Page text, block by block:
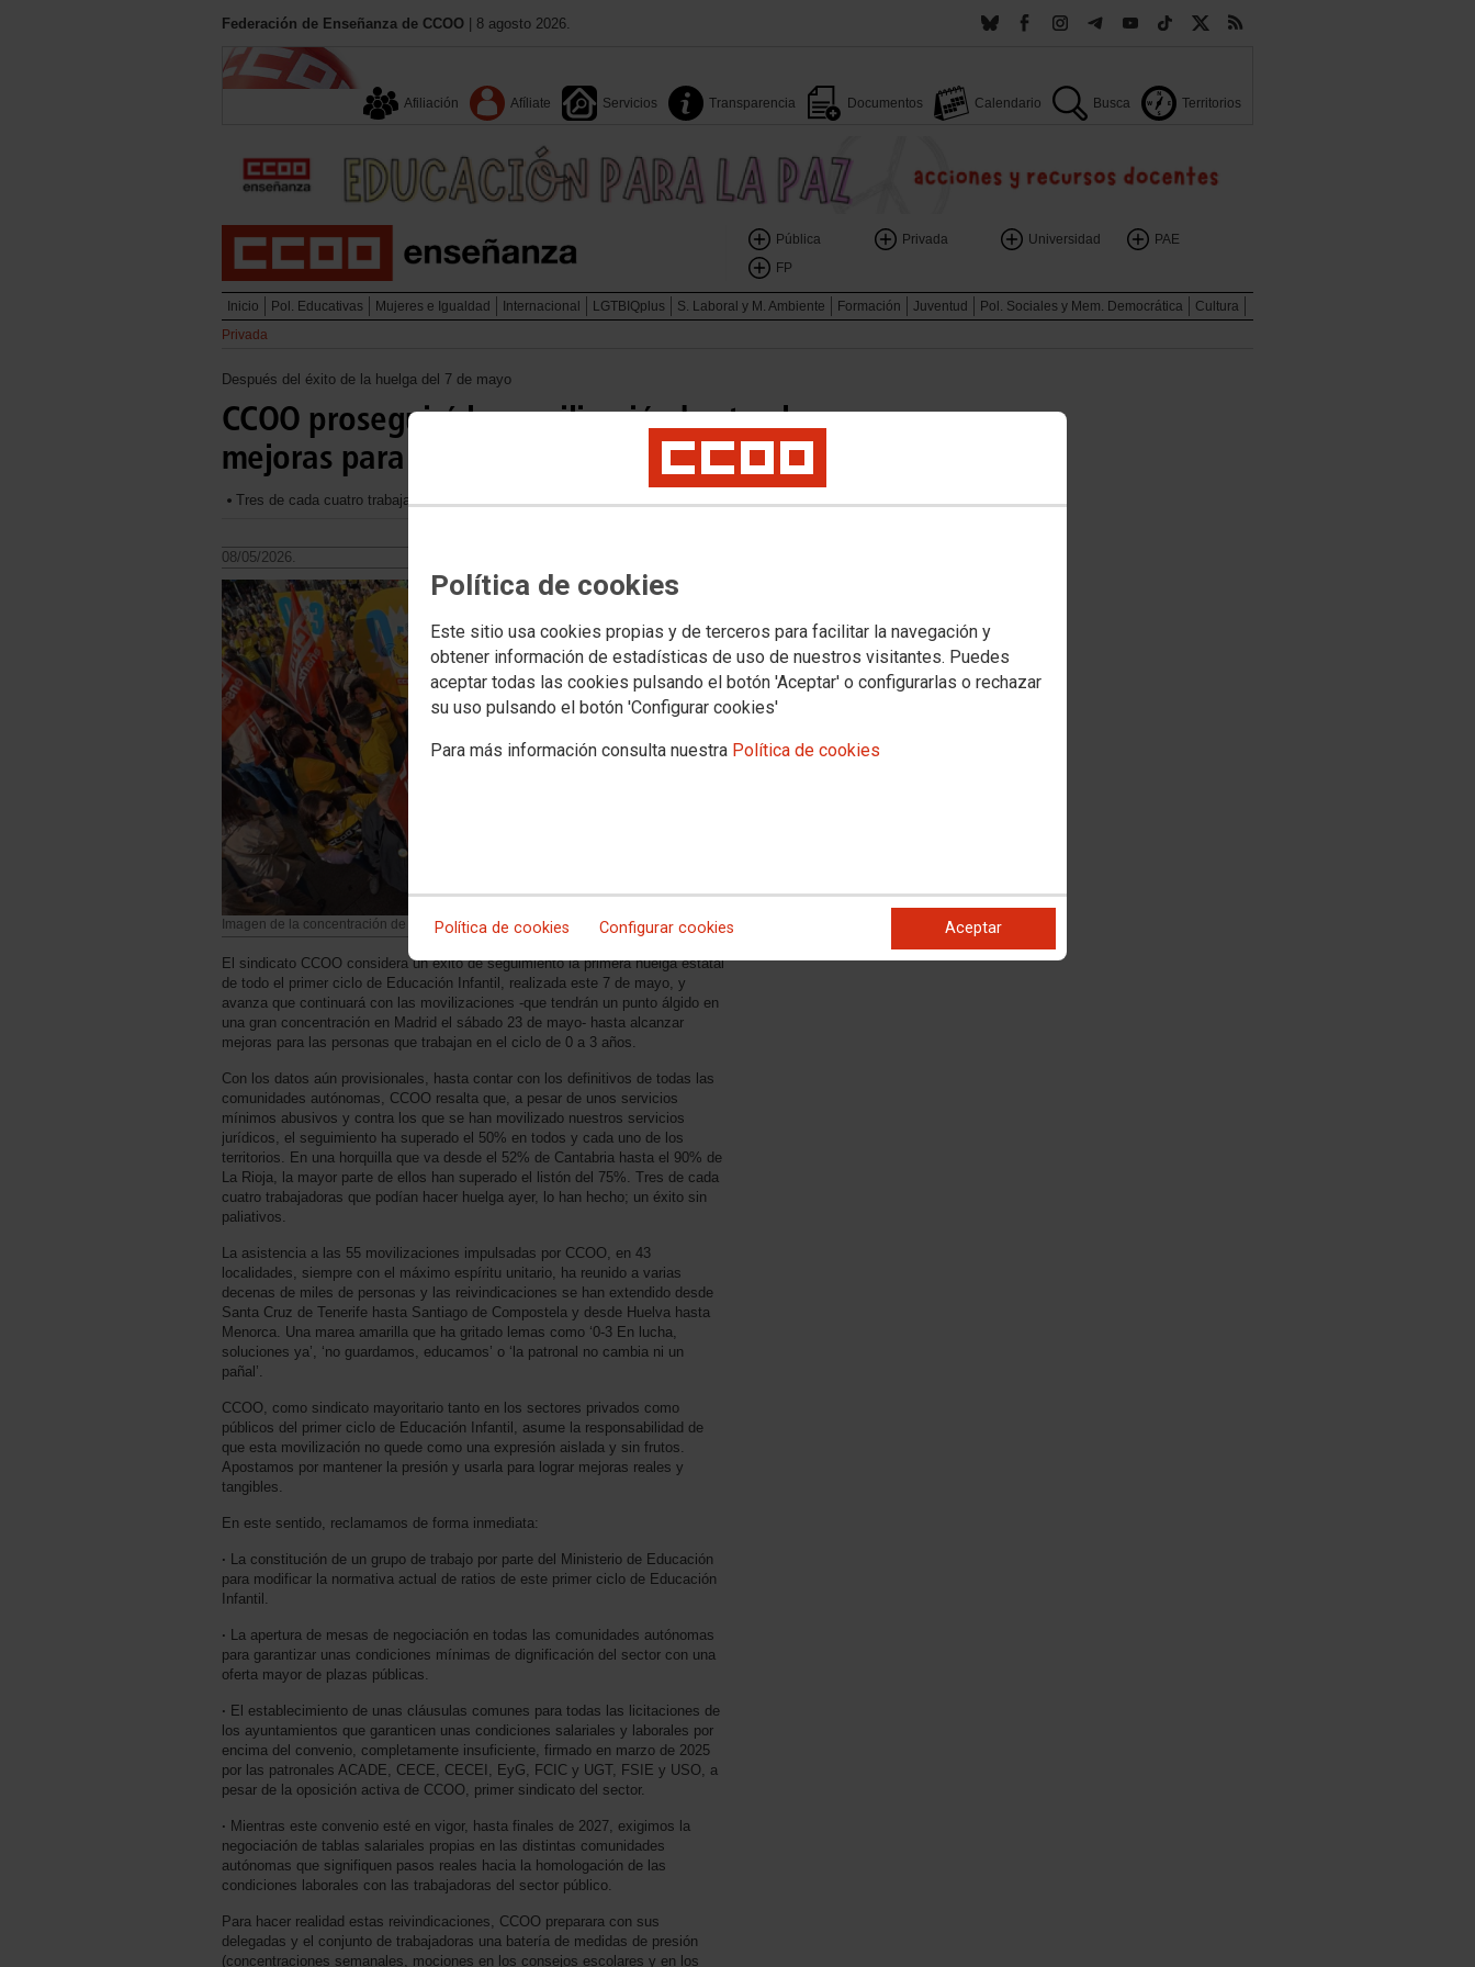
Política de cookies
Este sitio usa cookies propias y de terceros para facilitar la navegación y
obtener información de estadísticas de uso de nuestros visitantes. Puedes
aceptar todas las cookies pulsando el botón 'Aceptar' o configurarlas o rechazar
su uso pulsando el botón 'Configurar cookies'
Para más información consulta nuestra Política de cookies
Política de cookies Configurar cookies Aceptar
Federación de Enseñanza de CCOO | 8 agosto 2026.
Afiliación Afíliate Servicios Transparencia Documentos Calendario Busca Territorios
Pública Privada Universidad
PAE
FP
Inicio Pol. Educativas Mujeres e Igualdad Internacional LGTBIQplus S. Laboral y M. Ambiente Formación Juventud Pol. Sociales y Mem. Democrática
Cultura
Privada
Después del éxito de la huelga del 7 de mayo
CCOO proseguirá la movilización hasta alcanzar
mejoras para el 0-3
Tres de cada cuatro trabajadoras que podían hacer huelga ayer, lo hicieron.
08/05/2026.
Imagen de la concentración de ayer en la Puerta del Sol (Madrid)
El sindicato CCOO considera un éxito de seguimiento la primera huelga estatal
de todo el primer ciclo de Educación Infantil, realizada este 7 de mayo, y
avanza que continuará con las movilizaciones -que tendrán un punto álgido en
una gran concentración en Madrid el sábado 23 de mayo- hasta alcanzar
mejoras para las personas que trabajan en el ciclo de 0 a 3 años.
Con los datos aún provisionales, hasta contar con los definitivos de todas las
comunidades autónomas, CCOO resalta que, a pesar de unos servicios
mínimos abusivos y contra los que se han movilizado nuestros servicios
jurídicos, el seguimiento ha superado el 50% en todos y cada uno de los
territorios. En una horquilla que va desde el 52% de Cantabria hasta el 90% de
La Rioja, la mayor parte de ellos han superado el listón del 75%. Tres de cada
cuatro trabajadoras que podían hacer huelga ayer, lo han hecho; un éxito sin
paliativos.
La asistencia a las 55 movilizaciones impulsadas por CCOO, en 43
localidades, siempre con el máximo espíritu unitario, ha reunido a varias
decenas de miles de personas y las reivindicaciones se han extendido desde
Santa Cruz de Tenerife hasta Santiago de Compostela y desde Huelva hasta
Menorca. Una marea amarilla que ha gritado lemas como ‘0-3 En lucha,
soluciones ya’, ‘no guardamos, educamos’ o ‘la patronal no cambia ni un
pañal’.
CCOO, como sindicato mayoritario tanto en los sectores privados como
públicos del primer ciclo de Educación Infantil, asume la responsabilidad de
que esta movilización no quede como una expresión aislada y sin frutos.
Apostamos por mantener la presión y usarla para lograr mejoras reales y
tangibles.
En este sentido, reclamamos de forma inmediata:
· La constitución de un grupo de trabajo por parte del Ministerio de Educación
para modificar la normativa actual de ratios de este primer ciclo de Educación
Infantil.
· La apertura de mesas de negociación en todas las comunidades autónomas
para garantizar unas condiciones mínimas de dignificación del sector con una
oferta mayor de plazas públicas.
· El establecimiento de unas cláusulas comunes para todas las licitaciones de
los ayuntamientos que garanticen unas condiciones salariales y laborales por
encima del convenio, completamente insuficiente, firmado en marzo de 2025
por las patronales ACADE, CECE, CECEI, EyG, FCIC y UGT, FSIE y USO, a
pesar de la oposición activa de CCOO, primer sindicato del sector.
· Mientras este convenio esté en vigor, hasta finales de 2027, exigimos la
negociación de tablas salariales propias en las distintas comunidades
autónomas que signifiquen pasos reales hacia la homologación de las
condiciones laborales con las trabajadoras del sector público.
Para hacer realidad estas reivindicaciones, CCOO preparara con sus
delegadas y el conjunto de trabajadoras una batería de medidas de presión
(concentraciones semanales, mociones en los consejos escolares y en los